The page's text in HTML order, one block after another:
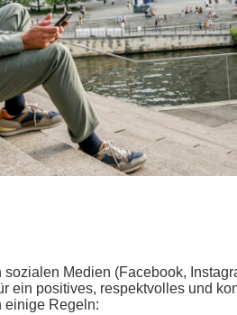
Medien (Facebook,
ein positives, respektvolles und
einige Regeln: